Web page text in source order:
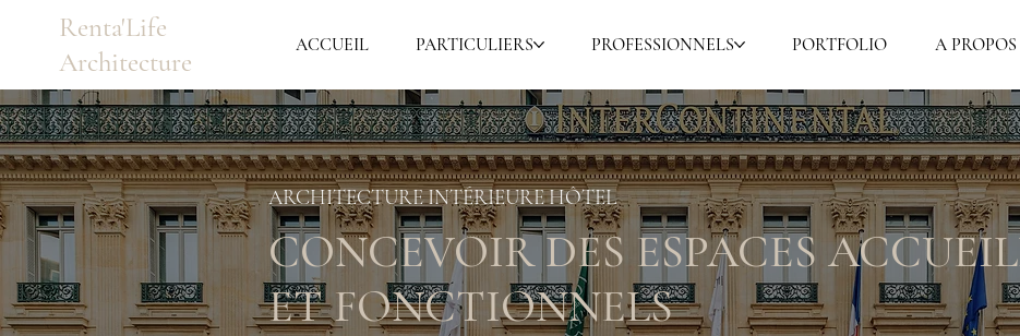
Renta'Life
Architecture
ACCUEIL PARTICULIERS PROFESSIONNELS PORTFOLIO A PROPOS
ARCHITECTURE INTÉRIEURE HÔTEL
CONCEVOIR DES ESPACES
ET FONCTIONNELS